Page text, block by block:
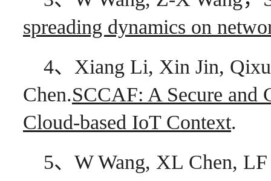
spreading dynamics on
4、Xiang Li, Xin Jin, Qixu
Chen.SCCAF: A Secure and
Cloud-based IoT Context.
5、W Wang, XL Chen,